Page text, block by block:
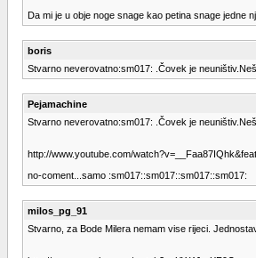
Da mi je u obje noge snage kao petina snage jedne
boris
Stvarno neverovatno:sm017: .Čovek je
Pejamachine
Stvarno neverovatno:sm017: .Čovek je
http://www.youtube.com/
no-coment...samo :sm017::sm017::sm017::sm017:
milos_pg_91
Stvarno, za Bode Milera nemam vise rijeci.